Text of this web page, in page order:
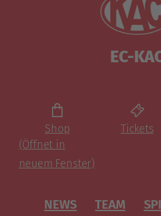
EC-
Shop
(Öffnet in
neuem Fenster)
Tickets
NEWS TEAM